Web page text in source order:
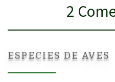
2
ESPECIES DE AVES